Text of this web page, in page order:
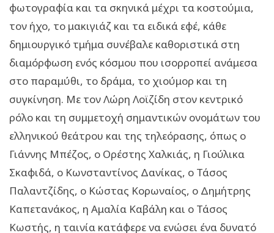
φωτογραφία και τα σκηνικά μέχρι τα κοστούμια,
τον ήχο, το μακιγιάζ και τα ειδικά εφέ, κάθε
δημιουργικό τμήμα συνέβαλε καθοριστικά στη
διαμόρφωση ενός κόσμου που ισορροπεί ανάμεσα
στο παραμύθι, το δράμα, το χιούμορ και τη
συγκίνηση. Με τον Λώρη Λοϊζίδη στον κεντρικό
ρόλο και τη συμμετοχή σημαντικών ονομάτων του
ελληνικού θεάτρου και της τηλεόρασης, όπως ο
Γιάννης Μπέζος, ο Ορέστης Χαλκιάς, η Γιούλικα
Σκαφιδά, ο Κωνσταντίνος Δανίκας, ο Τάσος
Παλαντζίδης, ο Κώστας Κορωναίος, ο Δημήτρης
Καπετανάκος, η Αμαλία Καβάλη και ο Τάσος
Κωστής, η ταινία κατάφερε να ενώσει ένα δυνατό